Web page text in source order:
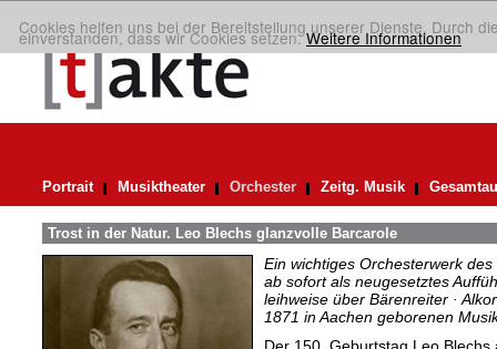
Cookies helfen uns bei der Bereitstellung unserer Dienste. Durch
einverstanden, dass wir Cookies setzen.Weitere Informationen
Portrait Musiktheater Orchester Zeitg. Musik
Trost in der Natur. Leo Blechs glanzvolle Barcarole
Ein wichtiges Orchesterwerk
ab sofort als neugesetztes
leihweise über Bärenreiter ·
1871 in Aachen geborenen